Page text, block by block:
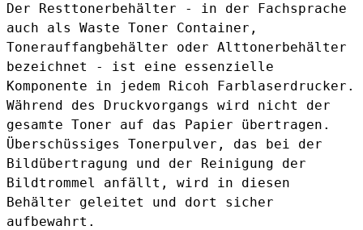
Der Resttonerbehälter - in der Fachsprache
auch als Waste Toner Container,
Tonerauffangbehälter oder Alttonerbehälter
bezeichnet - ist eine essenzielle
Komponente in jedem Ricoh Farblaserdrucker.
Während des Druckvorgangs wird nicht der
gesamte Toner auf das Papier übertragen.
Überschüssiges Tonerpulver, das bei der
Bildübertragung und der Reinigung der
Bildtrommel anfällt, wird in diesen
Behälter geleitet und dort sicher
aufbewahrt.